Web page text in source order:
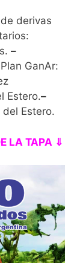
derivas
–
Plan GanAr:
Estero.–
Estero.
LA TAPA ⇓